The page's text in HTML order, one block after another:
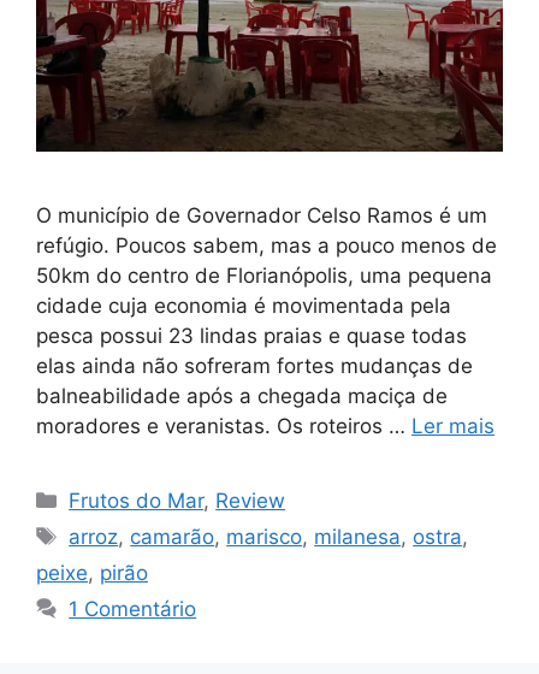
O município de Governador Celso Ramos é um
refúgio. Poucos sabem, mas a pouco menos de
50km do centro de Florianópolis, uma pequena
cidade cuja economia é movimentada pela
pesca possui 23 lindas praias e quase todas
elas ainda não sofreram fortes mudanças de
balneabilidade após a chegada maciça de
moradores e veranistas. Os roteiros … Ler mais
Categorias
Frutos do Mar, Review
Tags
arroz, camarão, marisco, milanesa, ostra,
peixe, pirão
1 Comentário